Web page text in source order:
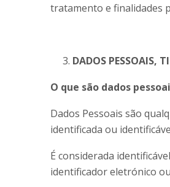
tratamento e finalidades
DADOS PESSOAIS,
O que são dados
Dados Pessoais são
identificada ou
É considerada
identificador eletrónico